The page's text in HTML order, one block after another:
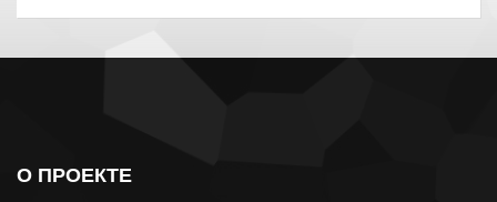
О ПРОЕКТЕ